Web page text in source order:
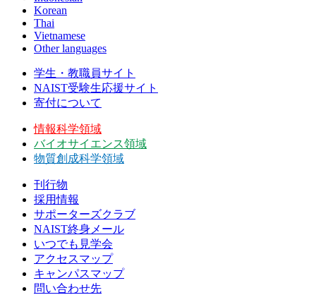
Korean
Thai
Vietnamese
Other languages
学生・教職員サイト
NAIST受験生応援サイト
寄付について
情報科学領域
バイオサイエンス領域
物質創成科学領域
刊行物
採用情報
サポーターズクラブ
NAIST終身メール
いつでも見学会
アクセスマップ
キャンパスマップ
問い合わせ先